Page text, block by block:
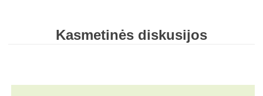
Kasmetinės diskusijos